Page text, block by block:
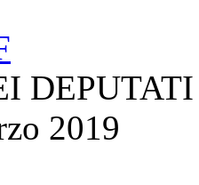
DEPUTATI
2019